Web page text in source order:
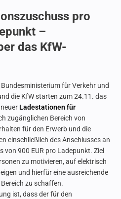
pro
–
das KfW-
für Verkehr und
die KfW starten zum 24.11. das
Ladestationen für
zugänglichen Bereich von
für den Erwerb und die
einschließlich des Anschlusses an
von 900 EUR pro Ladepunkt. Ziel
zu motivieren, auf elektrisch
und hierfür eine ausreichende
zu schaffen.
ist, dass der für den